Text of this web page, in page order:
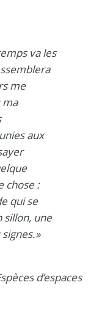
va les
me
ma
aux
chose :
qui se
sillon, une
d’espaces